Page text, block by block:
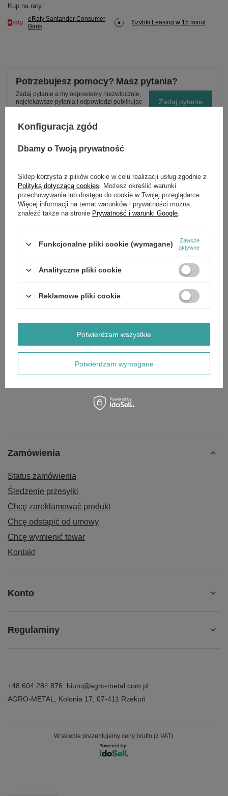
Kup na raty:
eRaty Santander Consumer
Bank
Szybki Leasing w 15 minut
Potrzebujesz pomocy? Masz pytania?
Zadaj pytanie a my odpowiemy niezwłocznie,
najciekawsze pytania i odpowiedzi publikując
dla innych.
Zadaj pytanie
OPIS
SZCZEGÓŁOWE DANE
OPINIE (0)
OSTATNIO OGLĄDANE
Filtr paliwa Walbro
26,00 zł
Zamówienia
Status zamówienia
Śledzenie przesyłki
Chcę zareklamować produkt
Chcę odstąpić od umowy
Chcę wymienić towar
Kontakt
Konto
Regulaminy
+48 604 284 876
biuro@agro-metal.com.pl
AGRO-METAL
Kolonia 17 07-411 Rzekuń
W sklepie prezentujemy ceny brutto (z VAT).
Konfiguracja zgód
Dbamy o Twoją prywatność
Sklep korzysta z plików cookie w celu realizacji usług zgodnie z
Polityką dotyczącą cookies . Możesz określić warunki
przechowywania lub dostępu do cookie w Twojej przeglądarce.
Więcej informacji na temat warunków i prywatności można
znaleźć także na stronie Prywatność i warunki Google
Funkcjonalne pliki cookie (wymagane)
Zawsze
aktywne
Analityczne pliki cookie
Reklamowe pliki cookie
Potwierdzam wymagane
Potwierdzam wszystkie